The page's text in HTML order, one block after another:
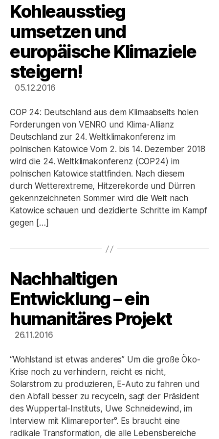
Kategorien
Kohleausstieg
umsetzen und
europäische Klimaziele
steigern!
05.12.2016
COP 24: Deutschland aus dem Klimaabseits holen
Forderungen von VENRO und Klima-Allianz
Deutschland zur 24. Weltklimakonferenz im
polnischen Katowice Vom 2. bis 14. Dezember 2018
wird die 24. Weltklimakonferenz (COP24) im
polnischen Katowice stattfinden. Nach diesem
durch Wetterextreme, Hitzerekorde und Dürren
gekennzeichneten Sommer wird die Welt nach
Katowice schauen und dezidierte Schritte im Kampf
gegen […]
Kategorien
Nachhaltigen
Entwicklung – ein
humanitäres Projekt
26.11.2016
“Wohlstand ist etwas anderes” Um die große Öko-
Krise noch zu verhindern, reicht es nicht,
Solarstrom zu produzieren, E-Auto zu fahren und
den Abfall besser zu recyceln, sagt der Präsident
des Wuppertal-Instituts, Uwe Schneidewind, im
Interview mit Klimareporter°. Es braucht eine
radikale Transformation, die alle Lebensbereiche